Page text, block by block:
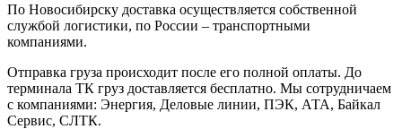
По Новосибирску доставка осуществляется собственной
службой логистики, по России – транспортными
компаниями.
Отправка груза происходит после его полной оплаты. До
терминала ТК груз доставляется бесплатно. Мы сотрудничаем
с компаниями: Энергия, Деловые линии, ПЭК, АТА, Байкал
Сервис, СЛТК.